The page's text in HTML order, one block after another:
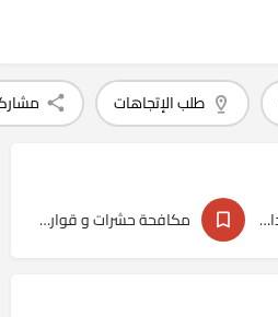
طلب الإتجاهات
الفرش و التجهيزات الداخليه مكافحة حشرات و قوارض